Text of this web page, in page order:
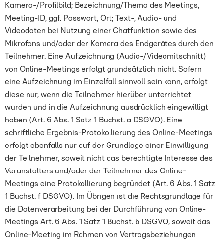
Kamera-/Profilbild; Bezeichnung/Thema des Meetings,
Meeting-ID, ggf. Passwort, Ort; Text-, Audio- und
Videodaten bei Nutzung einer Chatfunktion sowie des
Mikrofons und/oder der Kamera des Endgerätes durch den
Teilnehmer. Eine Aufzeichnung (Audio-/Videomitschnitt)
von Online-Meetings erfolgt grundsätzlich nicht. Sofern
eine Aufzeichnung im Einzelfall sinnvoll sein kann, erfolgt
diese nur, wenn die Teilnehmer hierüber unterrichtet
wurden und in die Aufzeichnung ausdrücklich eingewilligt
haben (Art. 6 Abs. 1 Satz 1 Buchst. a DSGVO). Eine
schriftliche Ergebnis-Protokollierung des Online-Meetings
erfolgt ebenfalls nur auf der Grundlage einer Einwilligung
der Teilnehmer, soweit nicht das berechtigte Interesse des
Veranstalters und/oder der Teilnehmer des Online-
Meetings eine Protokollierung begründet (Art. 6 Abs. 1 Satz
1 Buchst. f DSGVO). Im Übrigen ist die Rechtsgrundlage für
die Datenverarbeitung bei der Durchführung von Online-
Meetings Art. 6 Abs. 1 Satz 1 Buchst. b DSGVO, soweit das
Online-Meeting im Rahmen von Vertragsbeziehungen